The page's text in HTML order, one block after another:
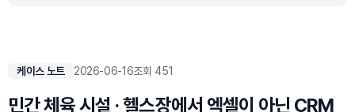
케이스 노트 2026-06-16조회 451
민간 체육 시설 · 헬스장에서 엑셀이 아닌 CRM